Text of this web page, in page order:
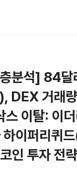
분석] 84달
DEX 거래
스 이탈: 이
이퍼리퀴
인 투자 전략